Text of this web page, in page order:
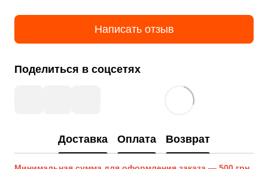
Написать отзыв
Поделиться в соцсетях
Доставка Оплата Возврат